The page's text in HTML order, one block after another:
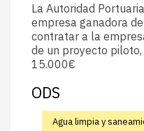
La Autoridad
empresa ganadora
contratar a la
de un proyecto
15.000€
ODS
Agua limpia y